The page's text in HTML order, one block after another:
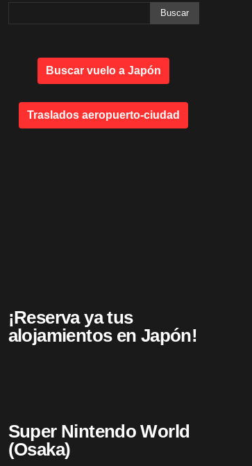
Buscar vuelo a Japón
Traslados aeropuerto-ciudad
¡Reserva ya tus
alojamientos en Japón!
Super Nintendo World
(Osaka)